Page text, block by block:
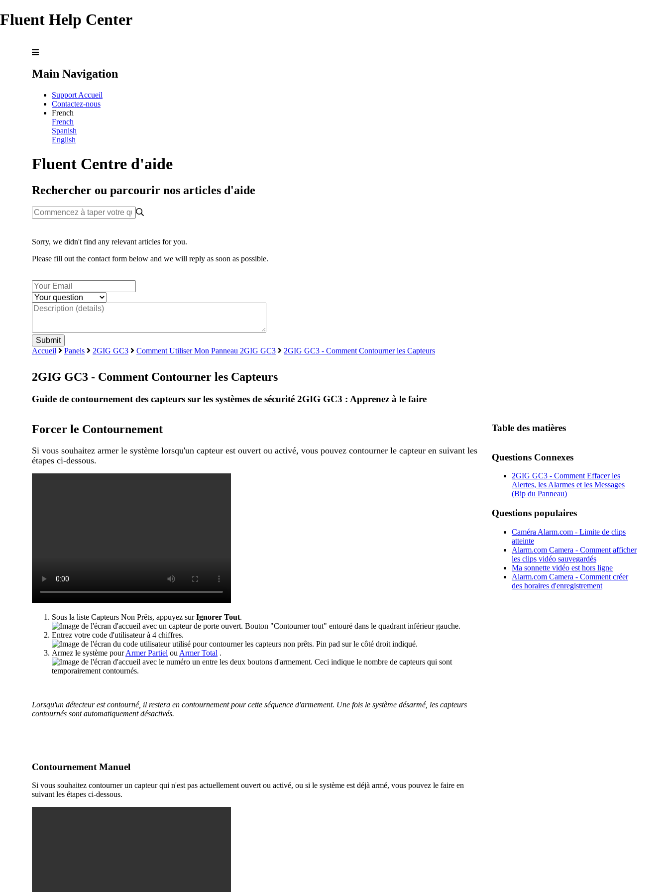
Fluent Help Center
Main Navigation
Support Accueil
Contactez-nous
French
French
Spanish
English
Fluent Centre d'aide
Rechercher ou parcourir nos articles d'aide
Sorry, we didn't find any relevant articles for you.
Please fill out the contact form below and we will reply as soon as possible.
Accueil Panels 2GIG GC3 Comment Utiliser Mon Panneau 2GIG GC3 2GIG GC3 - Comment Contourner les Capteurs
2GIG GC3 - Comment Contourner les Capteurs
Guide de contournement des capteurs sur les systèmes de sécurité 2GIG GC3 : Apprenez à le faire
Forcer le Contournement
Si vous souhaitez armer le système lorsqu'un capteur est ouvert ou activé, vous pouvez contourner le capteur en suivant les
étapes ci-dessous.
Sous la liste Capteurs Non Prêts, appuyez surIgnorer Tout.
Entrez votre code d'utilisateur à 4 chiffres.
Armez le système pourArmer Partiel ou Armer Total .
Lorsqu'un détecteur est contourné, il restera en contournement pour cette séquence d'armement. Une fois le système désarmé, les capteurs
contournés sont automatiquement désactivés.
Contournement Manuel
Si vous souhaitez contourner un capteur qui n'est pas actuellement ouvert ou activé, ou si le système est déjà armé, vous pouvez le faire en
suivant les étapes ci-dessous.
Table des matières
Questions Connexes
2GIG GC3 - Comment Effacer les
Alertes, les Alarmes et les Messages
(Bip du Panneau)
Questions populaires
Caméra Alarm.com - Limite de clips
atteinte
Alarm.com Camera - Comment afficher
les clips vidéo sauvegardés
Ma sonnette vidéo est hors ligne
Alarm.com Camera - Comment créer
des horaires d'enregistrement